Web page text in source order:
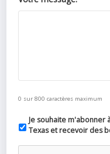
0 sur 800 caractères maximum
Je souhaite m'abonner
Texas et recevoir des